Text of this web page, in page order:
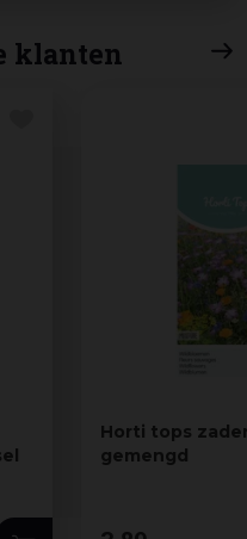
klanten
Horti tops
gemengd